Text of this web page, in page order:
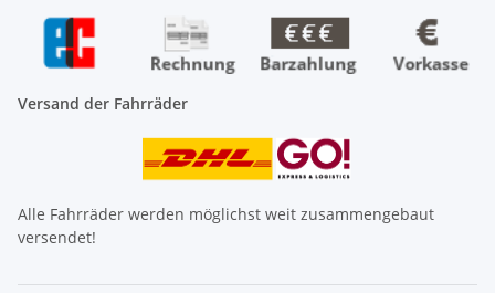
Versand der Fahrräder
Alle Fahrräder werden möglichst weit zusammengebaut
versendet!